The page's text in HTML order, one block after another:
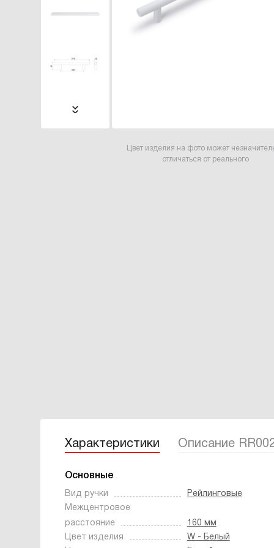
Цвет изделия на фото может
отличаться от реального
Характеристики Описание
Основные
Вид ручки
Рейлинговые
Межцентровое
расстояние
160 мм
Цвет изделия
W - Белый